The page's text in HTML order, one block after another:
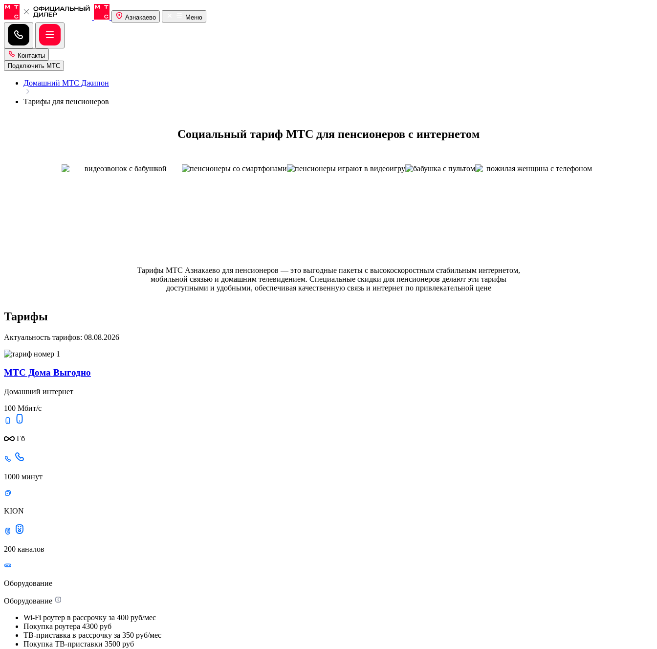
Азнакаево Меню
Контакты
Подключить МТС
Домашний МТС Джипон
Тарифы для пенсионеров
Социальный тариф МТС для пенсионеров с интернетом
Тарифы МТС Азнакаево для пенсионеров — это выгодные пакеты с высокоскоростным стабильным интернетом,
мобильной связью и домашним телевидением. Специальные скидки для пенсионеров делают эти тарифы
доступными и удобными, обеспечивая качественную связь и интернет по привлекательной цене
Тарифы
Актуальность тарифов: 08.08.2026
МТС Дома Выгодно
Домашний интернет
100 Мбит/с
Гб
1000 минут
KION
200 каналов
Оборудование
Оборудование
Wi-Fi роутер в рассрочку за 400 руб/мес
Покупка роутера 4300 руб
ТВ-приставка в рассрочку за 350 руб/мес
Покупка ТВ-приставки 3500 руб